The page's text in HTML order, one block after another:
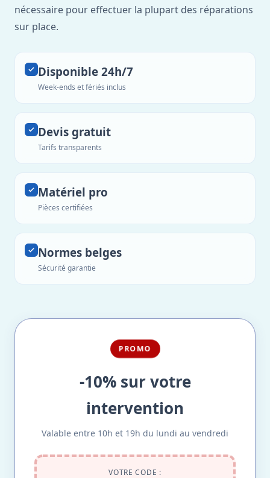
nécessaire pour effectuer la plupart des réparations
sur place.
Disponible 24h/7
Week-ends et fériés inclus
Devis gratuit
Tarifs transparents
Matériel pro
Pièces certifiées
Normes belges
Sécurité garantie
PROMO
-10% sur votre
intervention
Valable entre 10h et 19h du lundi au vendredi
VOTRE CODE :